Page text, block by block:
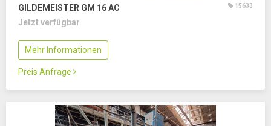
GILDEMEISTER GM 16 AC 15633
Jetzt verfügbar
Mehr Informationen
Preis Anfrage